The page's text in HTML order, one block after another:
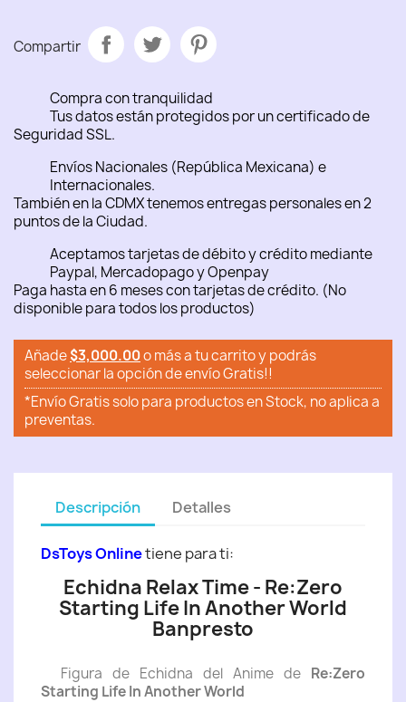
Compartir
Compra con tranquilidad
Tus datos están protegidos por un certificado de
Seguridad SSL.
Envíos Nacionales (República Mexicana) e
Internacionales.
También en la CDMX tenemos entregas personales en 2
puntos de la Ciudad.
Aceptamos tarjetas de débito y crédito mediante
Paypal, Mercadopago y Openpay
Paga hasta en 6 meses con tarjetas de crédito. (No
disponible para todos los productos)
Añade$3,000.00o más a tu carrito y podrás
seleccionar la opción de envío Gratis!!
*Envío Gratis solo para productos en Stock, no aplica a
preventas.
Descripción Detalles
DsToys Onlinetiene para ti:
Echidna Relax Time - Re:Zero
Starting Life In Another World
Banpresto
Figura de Echidna del Anime de Re:Zero
Starting Life In Another World